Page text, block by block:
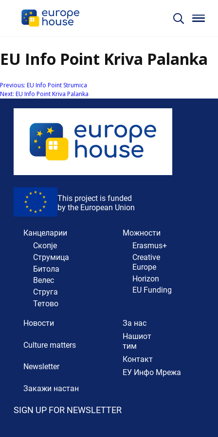
EU Info Point Kriva Palanka
Навигација
на
напис
Previous: EU Info Point Strumica
Next: EU Info Point Kriva Palanka
This project is funded
by the European Union
Канцеларии
Скопје
Струмица
Битола
Велес
Струга
Тетово
Можности
Erasmus+
Creative
Europe
Horizon
EU Funding
Новости
Culture matters
Newsletter
Закажи настан
За нас
Нашиот
тим
Контакт
ЕУ Инфо Мрежа
SIGN UP FOR NEWSLETTER